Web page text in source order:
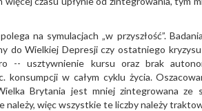
na symulacjach „w przyszłość”.
do Wielkiej Depresji czy ostatniego
-- usztywnienie kursu oraz brak
konsumpcji w całym cyklu życia.
Brytania jest mniej zintegrowana ze
należy, więc wszystkie te liczby należy